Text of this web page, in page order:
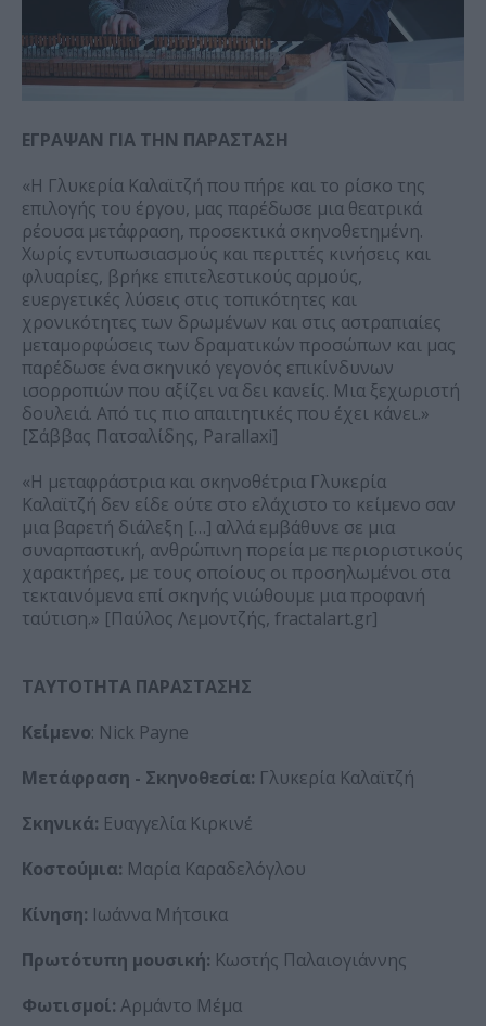
ΕΓΡΑΨΑΝ ΓΙΑ ΤΗΝ ΠΑΡΑΣΤΑΣΗ
«Η Γλυκερία Καλαϊτζή που πήρε και το ρίσκο της
επιλογής του έργου, μας παρέδωσε μια θεατρικά
ρέουσα μετάφραση, προσεκτικά σκηνοθετημένη.
Χωρίς εντυπωσιασμούς και περιττές κινήσεις και
φλυαρίες, βρήκε επιτελεστικούς αρμούς,
ευεργετικές λύσεις στις τοπικότητες και
χρονικότητες των δρωμένων και στις αστραπιαίες
μεταμορφώσεις των δραματικών προσώπων και μας
παρέδωσε ένα σκηνικό γεγονός επικίνδυνων
ισορροπιών που αξίζει να δει κανείς. Μια ξεχωριστή
δουλειά. Από τις πιο απαιτητικές που έχει κάνει.»
[Σάββας Πατσαλίδης, Parallaxi]
«Η μεταφράστρια και σκηνοθέτρια Γλυκερία
Καλαϊτζή δεν είδε ούτε στο ελάχιστο το κείμενο σαν
μια βαρετή διάλεξη […] αλλά εμβάθυνε σε μια
συναρπαστική, ανθρώπινη πορεία με περιοριστικούς
χαρακτήρες, με τους οποίους οι προσηλωμένοι στα
τεκταινόμενα επί σκηνής νιώθουμε μια προφανή
ταύτιση.» [Παύλος Λεμοντζής, fractalart.gr]
ΤΑΥΤΟΤΗΤΑ ΠΑΡΑΣΤΑΣΗΣ
Κείμενο: Nick Payne
Μετάφραση - Σκηνοθεσία: Γλυκερία Καλαϊτζή
Σκηνικά: Ευαγγελία Κιρκινέ
Κοστούμια: Μαρία Καραδελόγλου
Κίνηση: Ιωάννα Μήτσικα
Πρωτότυπη μουσική: Κωστής Παλαιογιάννης
Φωτισμοί: Αρμάντο Μέμα